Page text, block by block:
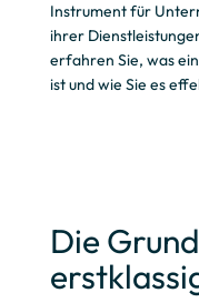
Instrument für
ihrer
erfahren Sie, was
ist und wie Sie es
Die